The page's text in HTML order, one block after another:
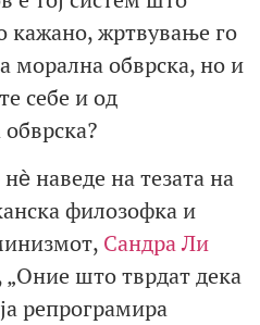
кажано, жртвување го
морална обврска, но и
себе и од
обврска?
наведе на тезата на
филозофка и
Сандра Ли
„Оние што тврдат дека
репрограмира